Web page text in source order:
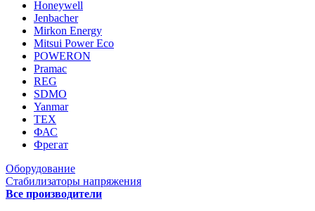
Honeywell
Jenbacher
Mirkon Energy
Mitsui Power Eco
POWERON
Pramac
REG
SDMO
Yanmar
ТЕХ
ФАС
Фрегат
Оборудование
Стабилизаторы напряжения
Все производители